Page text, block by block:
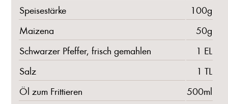
Speisestärke
100g
Maizena
50g
Schwarzer Pfeffer, frisch gemahlen
1 EL
Salz
1 TL
Öl zum Frittieren
500ml